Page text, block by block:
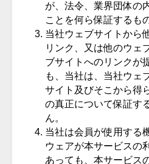
が、法令、業界団体の
ことを何ら保証するも
当社ウェブサイトから
リンク、又は他のウェ
ブサイトへのリンクが
も、当社は、当社ウェ
サイト及びそこから得
の真正について保証す
ん。
当社は会員が使用する
ウェアが本サービスの
あっても、本サービス